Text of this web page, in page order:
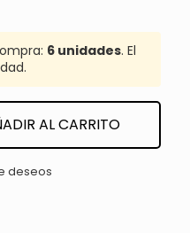
6 unidades. El
AL CARRITO
deseos